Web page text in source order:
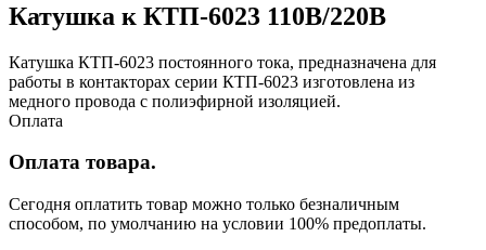
Катушка к КТП-6023 110В/220В
Катушка КТП-6023 постоянного тока, предназначена для
работы в контакторах серии КТП-6023 изготовлена из
медного провода с полиэфирной изоляцией.
Оплата
Оплата товара.
Сегодня оплатить товар можно только безналичным
способом, по умолчанию на условии 100% предоплаты.